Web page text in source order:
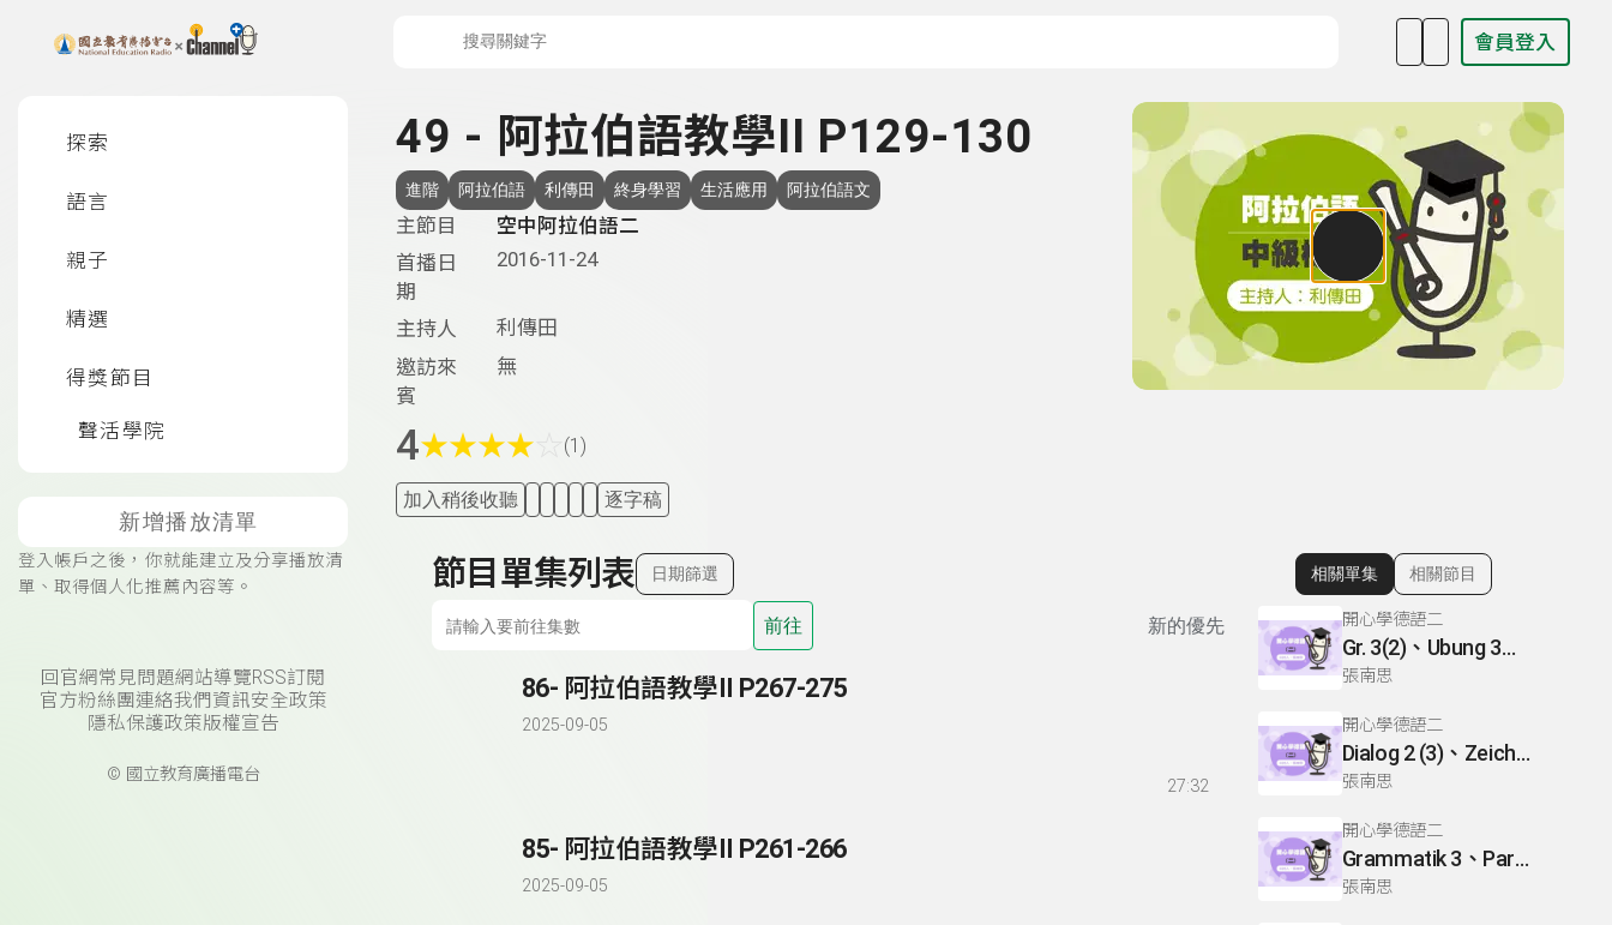
上方功能區塊 會員登入
探索
語言
親子
精選
得獎節目
聲活學院
新增播放清單
登入帳戶之後，你就能建立及分享播放清
單、取得個人化推薦內容等。
回官網常見問題網站導覽RSS訂閱
官方粉絲團連絡我們 資訊安全政策
隱私保護政策版權宣告
© 國立教育廣播電台
49 - 阿拉伯語教學II P129-130
進階 阿拉伯語 利傳田 終身學習 生活應用 阿拉伯語文
主節目
空中阿拉伯語二
首播日
期
2016-11-24
主持人
利傳田
邀訪來
賓
無
4★★★★ (1)
加入稍後收聽 逐字稿
節目單集列表 日期篩選
前往 新的優先
86- 阿拉伯語教學II P267-275
2025-09-05
27:32
85- 阿拉伯語教學II P261-266
2025-09-05
顯示相關單集
相關單集 相關節目
開心學德語二
Gr. 3(2)、Ubung 3、Gr. 2(1)
張南思
開心學德語二
Dialog 2 (3)、Zeichnen: einen Mann、Lesetext 1(1)
張南思
開心學德語二
Grammatik 3、Partnerubungen Nr. 1, 3、Dialog 2(1)
張南思